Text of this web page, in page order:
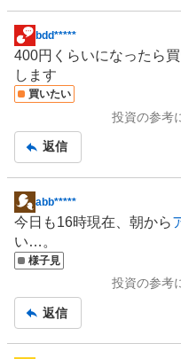
掲
示
板
記
bdd*****
400円くらいになったら
します
買いたい
投資の参考
返信
掲
示
板
記
abb*****
今日も16時現在、朝から
い…。
様子見
投資の参考
返信